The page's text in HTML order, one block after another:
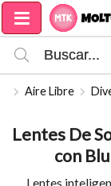
Compartir por
Aire Libre
Lentes De
con
Lentes